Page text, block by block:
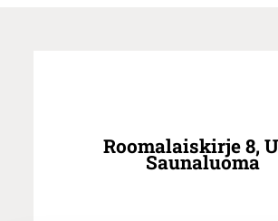
Roomalaiskirje 8,
Saunaluoma